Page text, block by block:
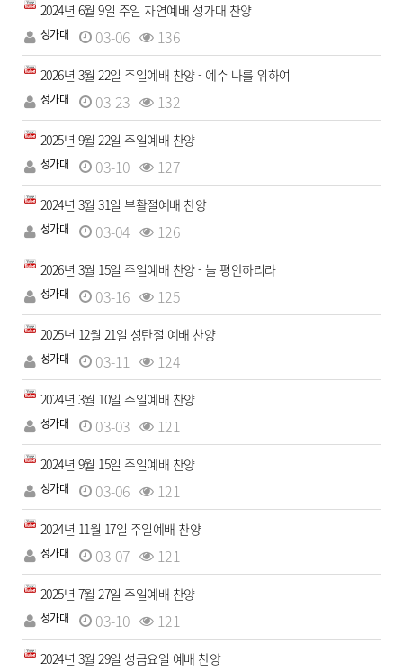
2024년 6월 9일 주일 자연예배 성가대 찬양
성가대 03-06 136
2026년 3월 22일 주일예배 찬양 - 예수 나를 위하여
성가대 03-23 132
2025년 9월 22일 주일예배 찬양
성가대 03-10 127
2024년 3월 31일 부활절예배 찬양
성가대 03-04 126
2026년 3월 15일 주일예배 찬양 - 늘 평안하리라
성가대 03-16 125
2025년 12월 21일 성탄절 예배 찬양
성가대 03-11 124
2024년 3월 10일 주일예배 찬양
성가대 03-03 121
2024년 9월 15일 주일예배 찬양
성가대 03-06 121
2024년 11월 17일 주일예배 찬양
성가대 03-07 121
2025년 7월 27일 주일예배 찬양
성가대 03-10 121
2024년 3월 29일 성금요일 예배 찬양